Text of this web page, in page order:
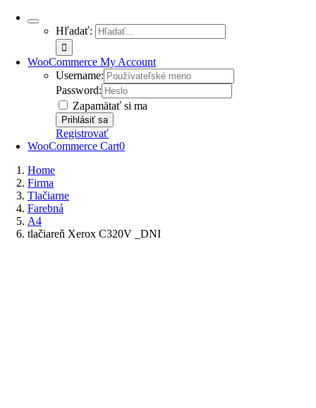
Hľadať:
WooCommerce My Account
Username:
Password:
Zapamätať si ma
Registrovať
WooCommerce Cart0
Home
Firma
Tlačiarne
Farebná
A4
tlačiareň Xerox C320V _DNI